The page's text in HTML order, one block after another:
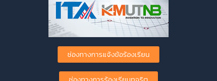
ช่องทางการแจ้งข้อร้องเรียน